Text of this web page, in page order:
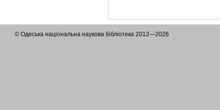
© Одеська національна наукова бібліотека 2012—2026